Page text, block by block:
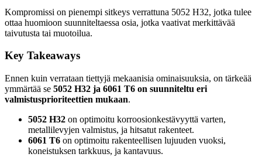
Kompromissi on pienempi sitkeys verrattuna 5052 H32, jotka tulee
ottaa huomioon suunniteltaessa osia, jotka vaativat merkittävää
taivutusta tai muotoilua.
Key Takeaways
Ennen kuin verrataan tiettyjä mekaanisia ominaisuuksia, on tärkeää
ymmärtää se 5052 H32 ja 6061 T6 on suunniteltu eri
valmistusprioriteettien mukaan.
5052 H32 on optimoitu korroosionkestävyyttä varten,
metallilevyjen valmistus, ja hitsatut rakenteet.
6061 T6 on optimoitu rakenteellisen lujuuden vuoksi,
koneistuksen tarkkuus, ja kantavuus.